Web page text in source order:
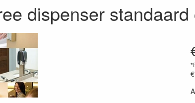
dispenser